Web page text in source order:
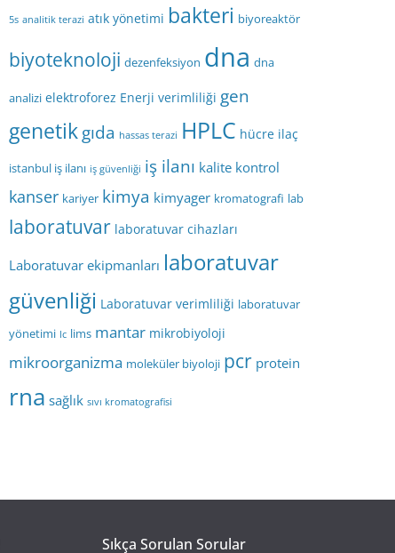
5s analitik terazi atık yönetimi bakteri biyoreaktör
biyoteknoloji dezenfeksiyon dna dna
analizi elektroforez Enerji verimliliği gen
genetikgıda hassas terazi HPLC hücre ilaç
istanbul iş ilanı iş güvenliği iş ilanı kalite kontrol
kanser kariyer kimya kimyager kromatografi lab
laboratuvar laboratuvar cihazları
Laboratuvar ekipmanları laboratuvar
güvenliği Laboratuvar verimliliği laboratuvar
yönetimi lc lims mantar mikrobiyoloji
mikroorganizma moleküler biyoloji pcr protein
rna sağlık sıvı kromatografisi
Sıkça Sorulan Sorular